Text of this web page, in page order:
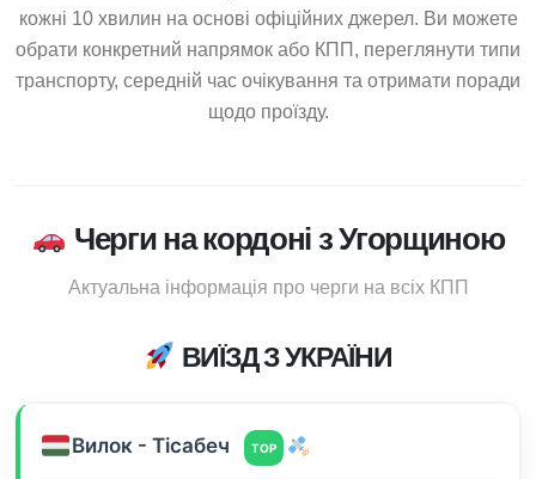
кожні 10 хвилин на основі офіційних джерел. Ви можете
обрати конкретний напрямок або КПП, переглянути типи
транспорту, середній час очікування та отримати поради
щодо проїзду.
Черги на кордоні з Угорщиною
Актуальна інформація про черги на всіх КПП
ВИЇЗД З УКРАЇНИ
Вилок - Тісабеч TOP